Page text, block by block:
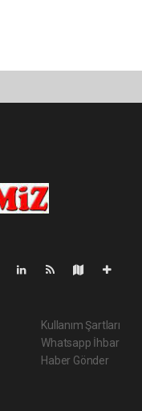
Kullanım Şartları
Whatsapp İhbar
Haber Gönder